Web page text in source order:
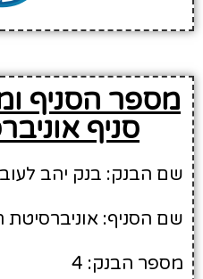
מספר הסניף
סניף
שם הבנק: בנק יהב
שם הסניף: אוניברסיטת
מספר הבנק: 4